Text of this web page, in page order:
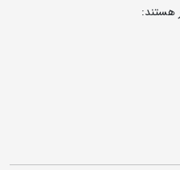
هستند: